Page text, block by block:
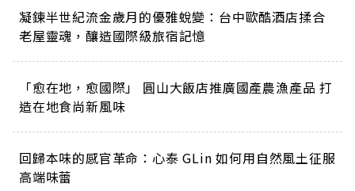
凝鍊半世紀流金歲月的優雅蛻變：台中歐酷酒店揉合
老屋靈魂，釀造國際級旅宿記憶
「愈在地，愈國際」 圓山大飯店推廣國產農漁產品 打
造在地食尚新風味
回歸本味的感官革命：心泰 GLin 如何用自然風土征服
高端味蕾